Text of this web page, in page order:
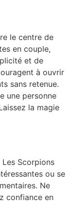
le centre de
en couple,
et de
à ouvrir
sans retenue.
une personne
la magie
Scorpions
ou se
Ne
confiance en